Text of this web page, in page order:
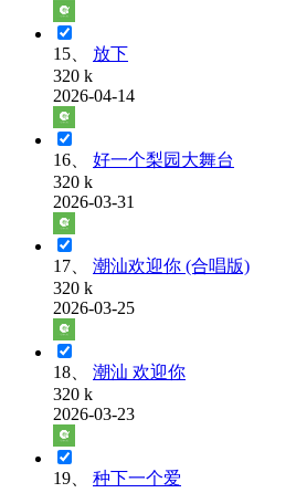
15、
放下
320 k
2026-04-14
16、
好一个梨园大舞台
320 k
2026-03-31
17、
潮汕欢迎你 (合唱版)
320 k
2026-03-25
18、
潮汕 欢迎你
320 k
2026-03-23
19、
种下一个爱